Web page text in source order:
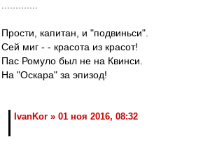
Прости, капитан, и "подвиньси".
Сей миг - - красота из красот!
Пас Ромуло был не на Квинси.
На "Оскара" за эпизод!
IvanKor » 01 ноя 2016, 08:32